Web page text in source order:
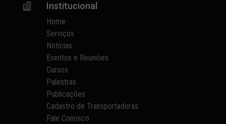
 Institucional
Home
Serviços
Notícias
Eventos e Reuniões
Cursos
Palestras
Publicações
Cadastro de Transportadoras
Fale Conosco